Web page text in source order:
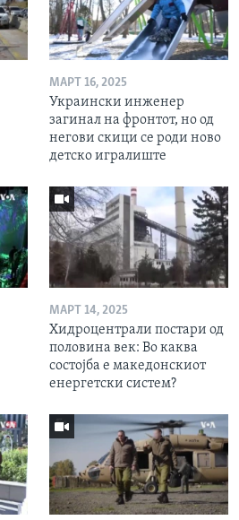
МАРТ 16, 2025
Украински инженер
загинал на фронтот, но од
негови скици се роди ново
детско игралиште
МАРТ 14, 2025
Хидроцентрали постари од
половина век: Во каква
состојба е македонскиот
енергетски систем?